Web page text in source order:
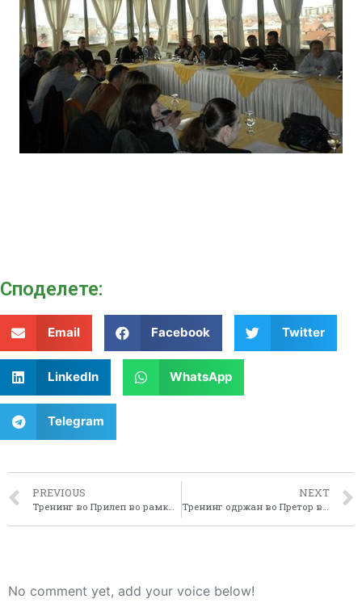
Споделeте:
Email Facebook Twitter
LinkedIn WhatsApp
Telegram
PREVIOUS NEXT
No comment yet, add your voice below!